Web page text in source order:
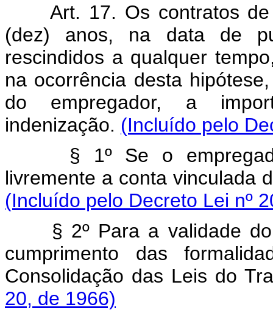
Art. 17. Os contratos de
(dez) anos, na data de
rescindidos a qualquer
na ocorrência desta
do empregador, a
indenização. (Incluído pelo
§ 1º Se o empregado
livremente a conta vinculada
(Incluído pelo Decreto Lei nº
§ 2º Para a validade do
cumprimento das
Consolidação das Leis do
20, de 1966)